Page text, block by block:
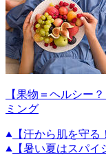
【果物＝ヘルシー
ミング
【汗から肌を守
【暑い夏はスパ